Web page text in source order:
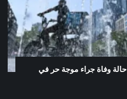
في أسبوع واحد.. 9600 حالة وفاة جراء موجة حر في